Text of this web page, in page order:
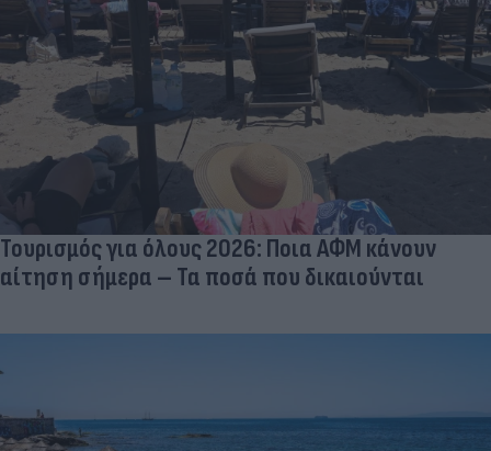
Τουρισμός για όλους 2026: Ποια ΑΦΜ κάνουν
αίτηση σήμερα – Τα ποσά που δικαιούνται